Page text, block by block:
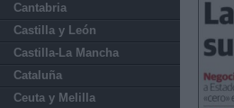
Cantabria
Castilla y León
Castilla-La Mancha
Cataluña
Ceuta y Melilla